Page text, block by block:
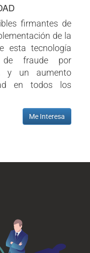
firmantes de
de la
esta tecnología
de fraude por
y un aumento
en todos los
Me Interesa